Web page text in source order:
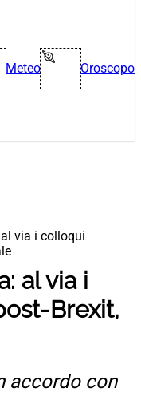
Meteo Oroscopo
via i colloqui
al via i
Brexit,
accordo con